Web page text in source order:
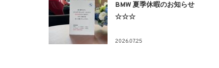
BMW 夏季休暇のお知らせ
☆☆☆
2026.07.25